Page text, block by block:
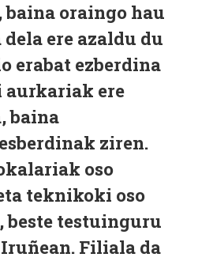
baina oraingo hau
ere azaldu du
erabat ezberdina
aurkariak ere
baina
ziren.
oso
teknikoki oso
beste testuinguru
Filiala da